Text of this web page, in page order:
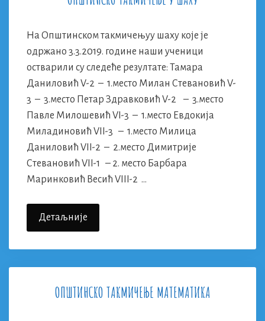
На Општинском такмичењуу шаху које је
одржано 3.3.2019. године наши ученици
остварили су следеће резултате: Тамара
Даниловић V-2 – 1.место Милан Стевановић V-
3 – 3.место Петар Здравковић V-2 – 3.место
Павле Милошевић VI-3 – 1.место Евдокија
Миладиновић VII-3 – 1.место Милица
Даниловић VII-2 – 2.место Димитрије
Стевановић VII-1 – 2. место Барбара
Маринковић Весић VIII-2 …
Детаљније
Такмичење
У
Шаху
ОПШТИНСКО ТАКМИЧЕЊЕ МАТЕМАТИКА